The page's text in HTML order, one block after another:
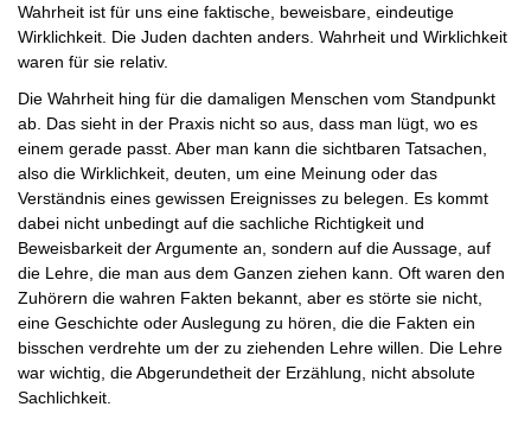
Wahrheit ist für uns eine faktische, beweisbare, eindeutige
Wirklichkeit. Die Juden dachten anders. Wahrheit und Wirklichkeit
waren für sie relativ.
Die Wahrheit hing für die damaligen Menschen vom Standpunkt
ab. Das sieht in der Praxis nicht so aus, dass man lügt, wo es
einem gerade passt. Aber man kann die sichtbaren Tatsachen,
also die Wirklichkeit, deuten, um eine Meinung oder das
Verständnis eines gewissen Ereignisses zu belegen. Es kommt
dabei nicht unbedingt auf die sachliche Richtigkeit und
Beweisbarkeit der Argumente an, sondern auf die Aussage, auf
die Lehre, die man aus dem Ganzen ziehen kann. Oft waren den
Zuhörern die wahren Fakten bekannt, aber es störte sie nicht,
eine Geschichte oder Auslegung zu hören, die die Fakten ein
bisschen verdrehte um der zu ziehenden Lehre willen. Die Lehre
war wichtig, die Abgerundetheit der Erzählung, nicht absolute
Sachlichkeit.